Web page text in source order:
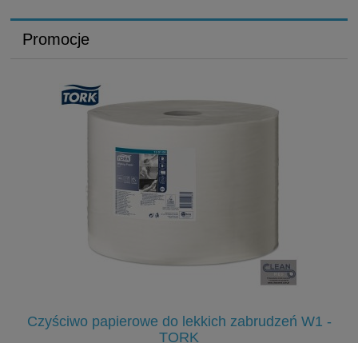
Promocje
Czyściwo papierowe do lekkich zabrudzeń W1 -
TORK